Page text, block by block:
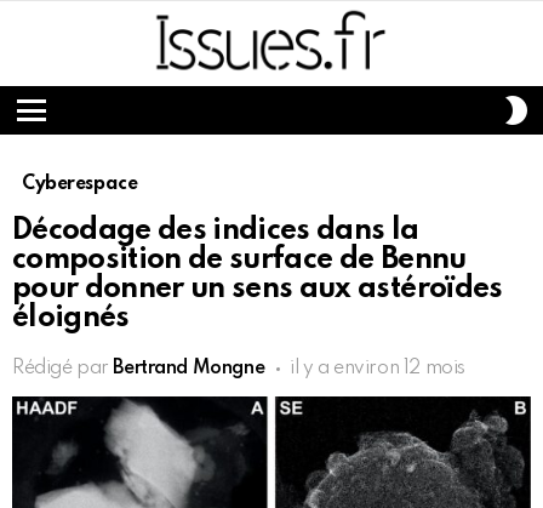
Menu
Cyberespace
Décodage des indices dans la
composition de surface de Bennu
pour donner un sens aux astéroïdes
éloignés
Rédigé par Bertrand Mongne il y a environ 12 mois